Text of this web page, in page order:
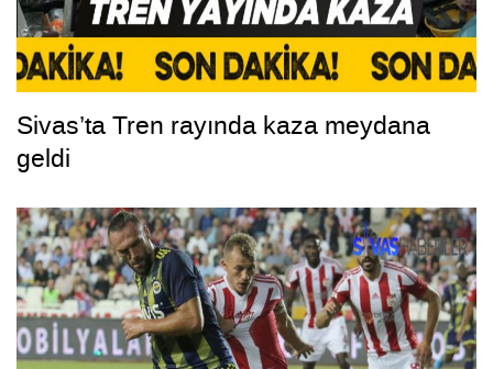
Sivas’ta Tren rayında kaza meydana
geldi